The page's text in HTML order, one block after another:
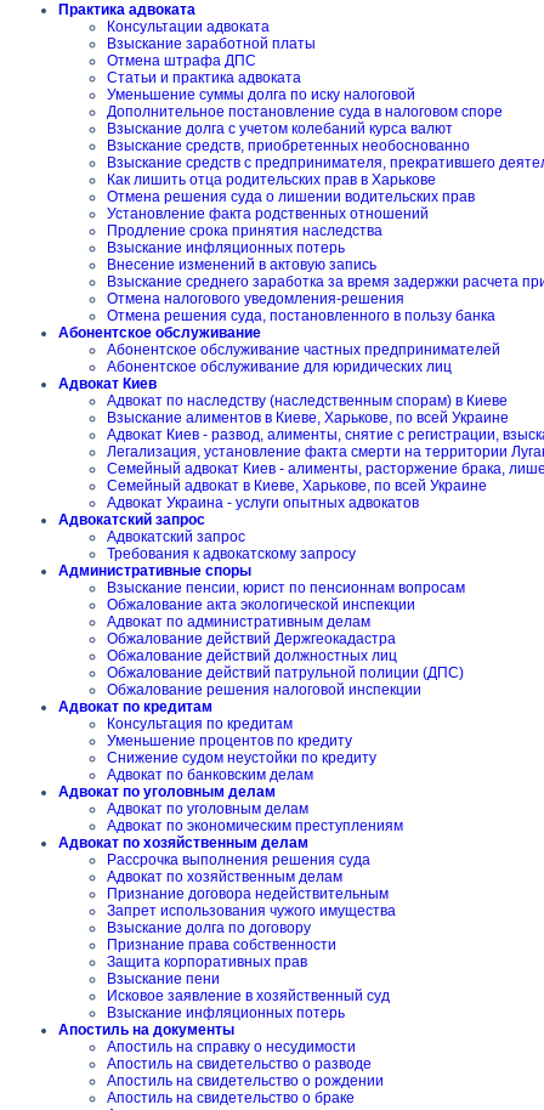
Практика адвоката
Консультации адвоката
Взыскание заработной платы
Отмена штрафа ДПС
Статьи и практика адвоката
Уменьшение суммы долга по иску налоговой
Дополнительное постановление суда в налоговом споре
Взыскание долга с учетом колебаний курса валют
Взыскание средств, приобретенных необоснованно
Взыскание средств с предпринимателя, прекратившего
Как лишить отца родительских прав в Харькове
Отмена решения суда о лишении водительских прав
Установление факта родственных отношений
Продление срока принятия наследства
Взыскание инфляционных потерь
Внесение изменений в актовую запись
Взыскание среднего заработка за время задержки расчета
Отмена налогового уведомления-решения
Отмена решения суда, постановленного в пользу банка
Абонентское обслуживание
Абонентское обслуживание частных предпринимателей
Абонентское обслуживание для юридических лиц
Адвокат Киев
Адвокат по наследству (наследственным спорам) в Киеве
Взыскание алиментов в Киеве, Харькове, по всей Украине
Адвокат Киев - развод, алименты, снятие с регистрации,
Легализация, установление факта смерти на территории
Семейный адвокат Киев - алименты, расторжение брака,
Семейный адвокат в Киеве, Харькове, по всей Украине
Адвокат Украина - услуги опытных адвокатов
Адвокатский запрос
Адвокатский запрос
Требования к адвокатскому запросу
Административные споры
Взыскание пенсии, юрист по пенсионнам вопросам
Обжалование акта экологической инспекции
Адвокат по административным делам
Обжалование действий Держгеокадастра
Обжалование действий должностных лиц
Обжалование действий патрульной полиции (ДПС)
Обжалование решения налоговой инспекции
Адвокат по кредитам
Консультация по кредитам
Уменьшение процентов по кредиту
Снижение судом неустойки по кредиту
Адвокат по банковским делам
Адвокат по уголовным делам
Адвокат по уголовным делам
Адвокат по экономическим преступлениям
Адвокат по хозяйственным делам
Рассрочка выполнения решения суда
Адвокат по хозяйственным делам
Признание договора недействительным
Запрет использования чужого имущества
Взыскание долга по договору
Признание права собственности
Защита корпоративных прав
Взыскание пени
Исковое заявление в хозяйственный суд
Взыскание инфляционных потерь
Апостиль на документы
Апостиль на справку о несудимости
Апостиль на свидетельство о разводе
Апостиль на свидетельство о рождении
Апостиль на свидетельство о браке